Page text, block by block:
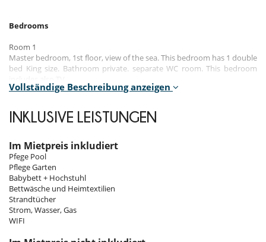
Bedrooms
Room 1
Master bedroom, 1st floor, view of the sea. This bedroom has 1 double
bed King size. Bathroom private. separate WC room. This bedroom
Master bedroom, Ground level, view of the sea. This bedroom has 1
double bed King size. Bathroom private. This bedroom includes also
Room 3
Master bedroom, Ground level, view of the sea. This bedroom has 1
double bed King size. Bathroom private. This bedroom includes also
TV.
Room 4
Room, Ground level, view of the sea. This bedroom has 1 double bed
Vollständige Beschreibung anzeigen
INKLUSIVE LEISTUNGEN
Im Mietpreis inkludiert
Pfege Pool
Pflege Garten
Babybett + Hochstuhl
Bettwäsche und Heimtextilien
Strandtücher
Strom, Wasser, Gas
WIFI